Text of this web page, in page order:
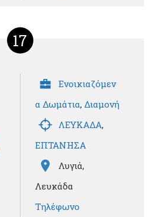
17
Ενοικιαζόμεν
α Δωμάτια, Διαμονή
ΛΕΥΚΑΔΑ,
ΕΠΤΑΝΗΣΑ
Λυγιά,
Λευκάδα
Τηλέφωνο